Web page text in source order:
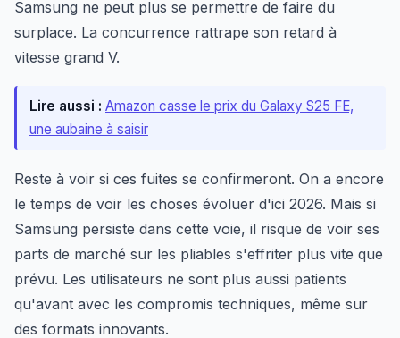
Samsung ne peut plus se permettre de faire du
surplace. La concurrence rattrape son retard à
vitesse grand V.
Lire aussi : Amazon casse le prix du Galaxy S25 FE,
une aubaine à saisir
Reste à voir si ces fuites se confirmeront. On a encore
le temps de voir les choses évoluer d'ici 2026. Mais si
Samsung persiste dans cette voie, il risque de voir ses
parts de marché sur les pliables s'effriter plus vite que
prévu. Les utilisateurs ne sont plus aussi patients
qu'avant avec les compromis techniques, même sur
des formats innovants.